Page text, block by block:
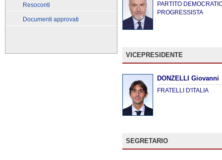
Resoconti
Documenti approvati
PARTITO
PROGRESSISTA
VICEPRESIDENTE
DONZELLI Giovanni
FRATELLI D'ITALIA
SEGRETARIO